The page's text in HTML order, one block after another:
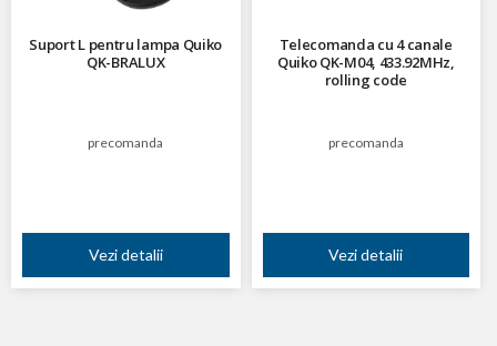
Suport L pentru lampa Quiko
QK-BRALUX
precomanda
Vezi detalii
Telecomanda cu 4 canale
Quiko QK-M04, 433.92MHz,
rolling code
precomanda
Vezi detalii